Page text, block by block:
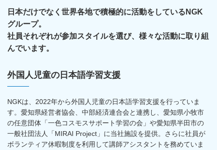
日本だけでなく世界各地で積極的に活動をしているNGK
グループ。
社員それぞれが参加スタイルを選び、様々な活動に取り組
んでいます。
外国人児童の日本語学習支援
NGKは、2022年から外国人児童の日本語学習支援を行っていま
す。愛知県経営者協会、中部経済連合会と連携し、愛知県小牧市
の任意団体「一色コスモスサポート学習の会」や愛知県半田市の
一般社団法人「MIRAI Project」に当社施設を提供。さらに社員が
ボランティア休暇制度を利用して講師アシスタントを務めていま